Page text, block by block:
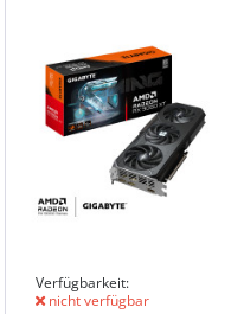
Verfügbarkeit:
nicht verfügbar